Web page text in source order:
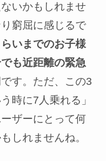
いかもしれませ
窮屈に感じるで
いまでのお子様
も近距離の緊急
す。ただ、この3
時に7人乗れる」
ザーにとって何
しれませんね。